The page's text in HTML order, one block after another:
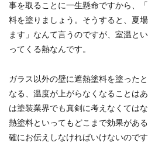
事を取ることに一生懸命ですから、
料を塗りましょう。そうすると、夏
ます」なんて言うのですが、 室温と
ってくる熱なんです。
ガラス以外の壁に遮熱塗料を塗った
なる、温度が上がらなくなることは
は塗装業界でも真剣に考えなくては
熱塗料といってもどこまで効果があ
確にお伝えしなければいけないので